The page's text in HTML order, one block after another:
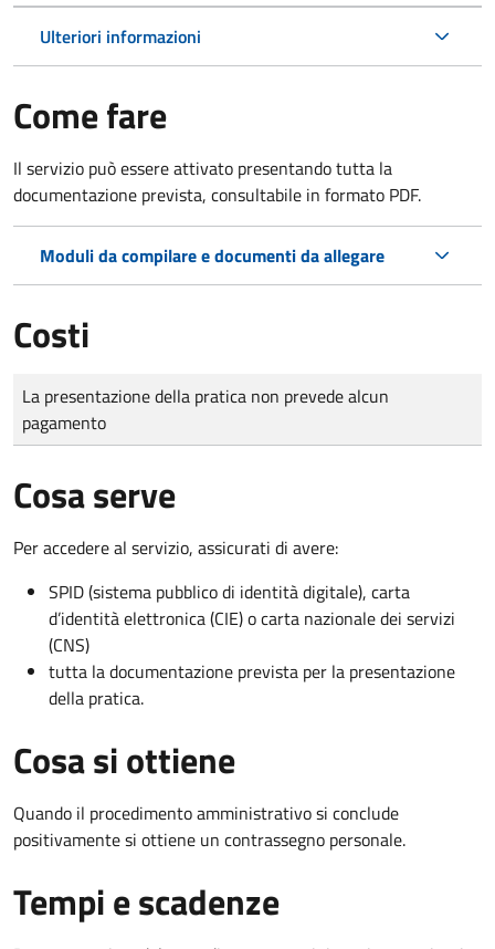
Ulteriori informazioni
Come fare
Il servizio può essere attivato presentando tutta la
documentazione prevista, consultabile in formato PDF.
Moduli da compilare e documenti da allegare
Costi
Tipo di pagamento
Importo
La presentazione della pratica non prevede alcun
pagamento
Cosa serve
Per accedere al servizio, assicurati di avere:
SPID (sistema pubblico di identità digitale), carta
d’identità elettronica (CIE) o carta nazionale dei servizi
(CNS)
tutta la documentazione prevista per la presentazione
della pratica.
Cosa si ottiene
Quando il procedimento amministrativo si conclude
positivamente si ottiene un contrassegno personale.
Tempi e scadenze